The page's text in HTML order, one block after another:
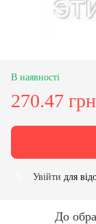
В наявності
270.47 грн
Увійти для
До